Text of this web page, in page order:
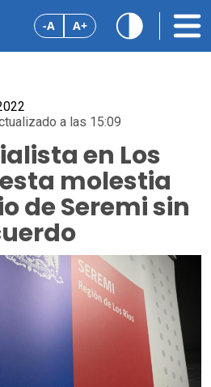
-A A+
a las 15:09
en Los
molestia
de Seremi sin